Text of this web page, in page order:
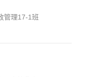
管理17-1班